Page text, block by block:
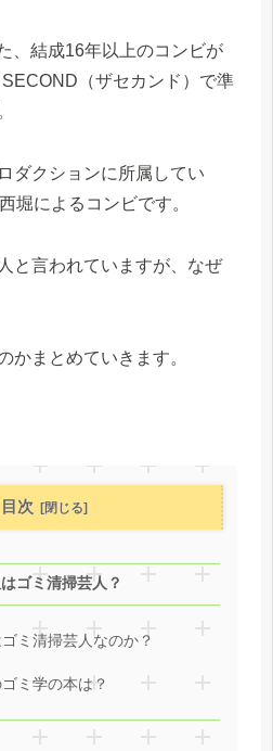
、結成16年以上のコンビが
（ザセカンド）で準
ダクションに所属してい
堀によるコンビです。
と言われていますが、なぜ
かまとめていきます。
目次
ゴミ清掃芸人？
ミ清掃芸人なのか？
ミ学の本は？